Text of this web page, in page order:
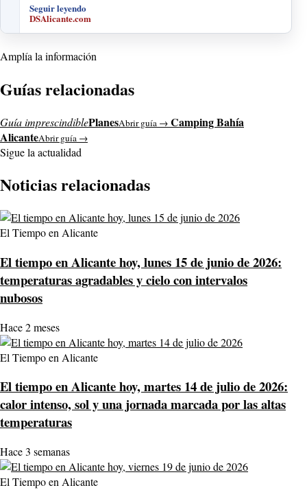
Seguir leyendo
DSAlicante.com
Amplía la información
Guías relacionadas
Guía imprescindiblePlanesAbrir guía → Camping Bahía
AlicanteAbrir guía →
Sigue la actualidad
Noticias relacionadas
El Tiempo en Alicante
El tiempo en Alicante hoy, lunes 15 de junio de 2026:
temperaturas agradables y cielo con intervalos
nubosos
Hace 2 meses
El Tiempo en Alicante
El tiempo en Alicante hoy, martes 14 de julio de 2026:
calor intenso, sol y una jornada marcada por las altas
temperaturas
Hace 3 semanas
El Tiempo en Alicante